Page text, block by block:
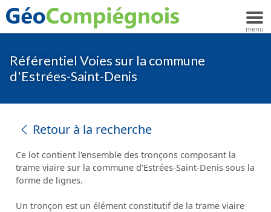
Référentiel Voies sur la commune
d'Estrées-Saint-Denis
Retour à la recherche
Ce lot contient l'ensemble des tronçons composant la
trame viaire sur la commune d'Estrées-Saint-Denis sous la
forme de lignes.
Un tronçon est un élément constitutif de la trame viaire